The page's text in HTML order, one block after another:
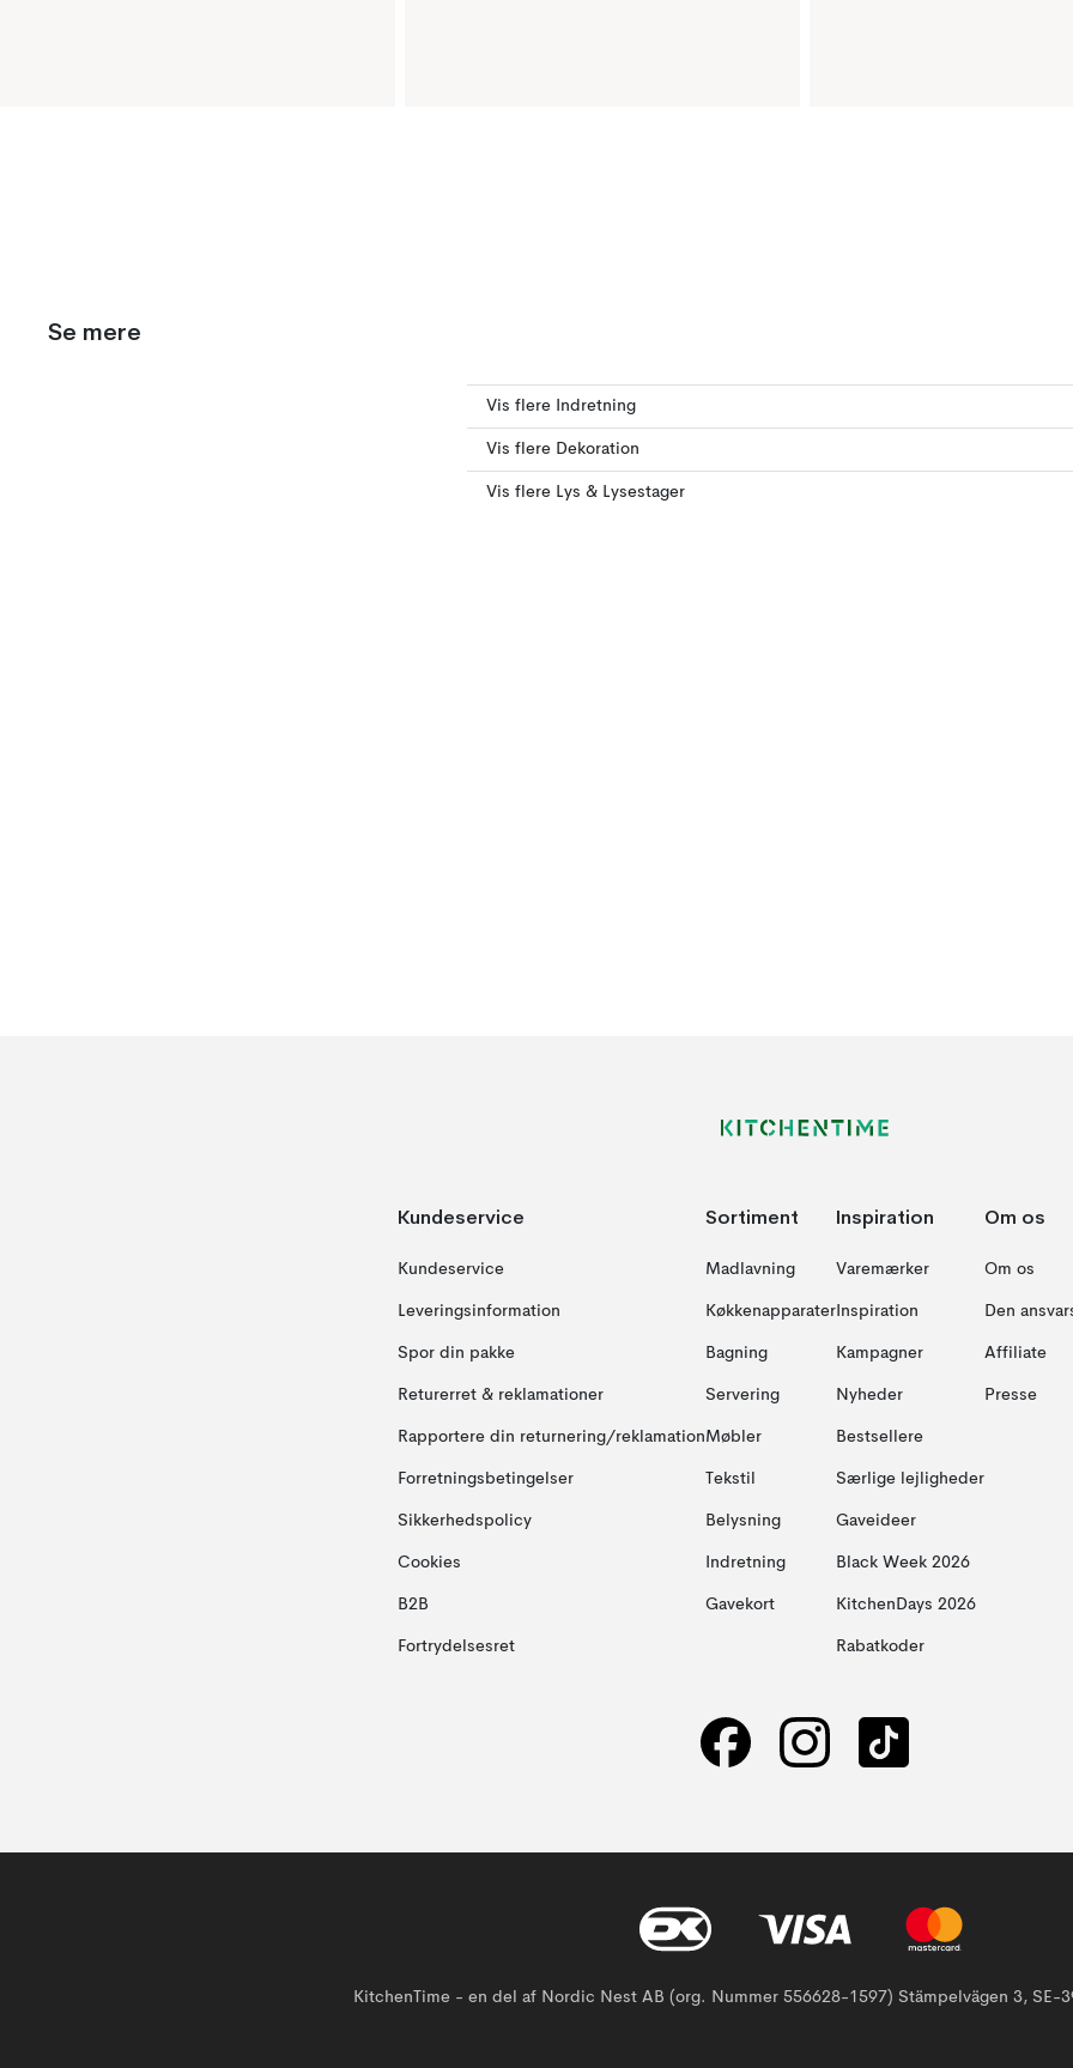
Se mere
Vis flere Indretning
Vis flere Dekoration
Vis flere Lys & Lysestager
Kundeservice
Kundeservice
Leveringsinformation
Spor din pakke
Returerret & reklamationer
Rapportere din returnering/reklamation
Forretningsbetingelser
Sikkerhedspolicy
Cookies
B2B
Fortrydelsesret
Sortiment
Madlavning
Køkkenapparater
Bagning
Servering
Møbler
Tekstil
Belysning
Indretning
Gavekort
Inspiration
Varemærker
Inspiration
Kampagner
Nyheder
Bestsellere
Særlige lejligheder
Gaveideer
Black Week 2026
KitchenDays 2026
Rabatkoder
Om os
Om os
Den
Affiliate
Presse
KitchenTime - en del af Nordic Nest AB (org. Nummer 556628-1597) Stämpelvägen 3, SE-